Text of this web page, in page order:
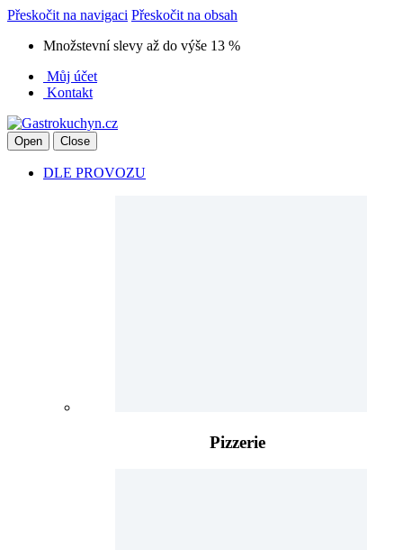
Přeskočit na navigaci Přeskočit na obsah
Množstevní slevy až do výše 13 %
Můj účet
Kontakt
Open Close
DLE PROVOZU
Pizzerie